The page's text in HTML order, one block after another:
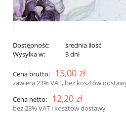
Dostępność:
średnia ilość
Wysyłka w:
3 dni
Cena brutto: 15,00 zł
zawiera 23% VAT, bez kosztów
Cena netto:
12,20 zł
bez 23% VAT i kosztów dostawy